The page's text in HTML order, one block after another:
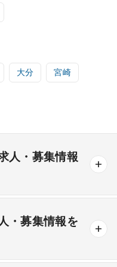
大分 宮崎
人・募集情報
器内科 循環器内科
・募集情報を